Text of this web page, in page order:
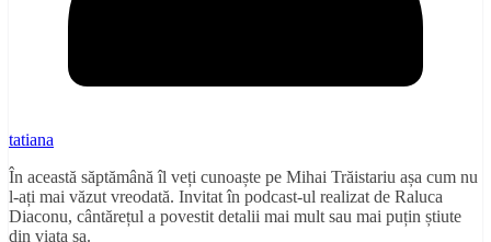
tatiana
În această săptămână îl veți cunoaște pe Mihai Trăistariu așa cum nu
l-ați mai văzut vreodată. Invitat în podcast-ul realizat de Raluca
Diaconu, cântărețul a povestit detalii mai mult sau mai puțin știute
din viața sa.